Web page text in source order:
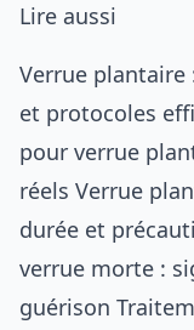
Lire aussi
Verrue
et protocoles
pour verrue
réels Verrue
durée et
verrue morte :
guérison